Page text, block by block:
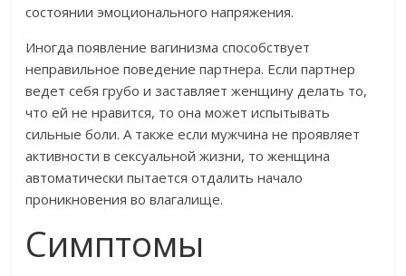
состоянии эмоционального напряжения.
Иногда появление вагинизма способствует
неправильное поведение партнера. Если партнер
ведет себя грубо и заставляет женщину делать то,
что ей не нравится, то она может испытывать
сильные боли. А также если мужчина не проявляет
активности в сексуальной жизни, то женщина
автоматически пытается отдалить начало
проникновения во влагалище.
Симптомы